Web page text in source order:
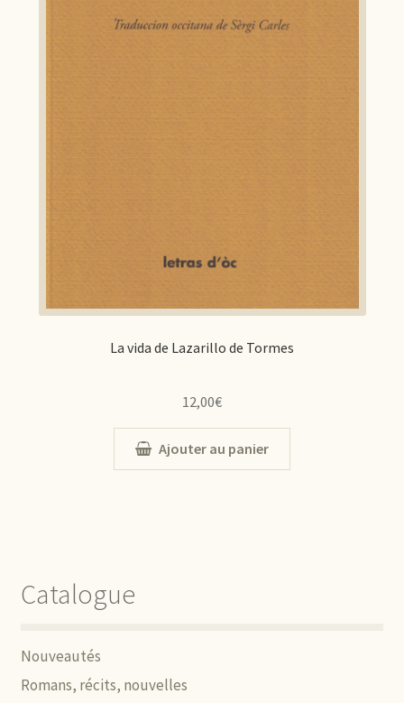
La vida de Lazarillo de Tormes
12,00€
Ajouter au panier
Catalogue
Nouveautés
Romans, récits, nouvelles